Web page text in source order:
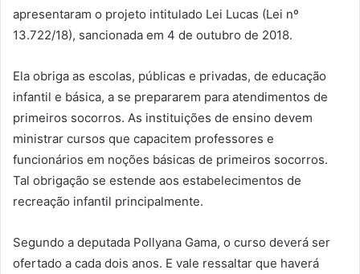
apresentaram o projeto intitulado Lei Lucas (Lei nº
13.722/18), sancionada em 4 de outubro de 2018.
Ela obriga as escolas, públicas e privadas, de educação
infantil e básica, a se prepararem para atendimentos de
primeiros socorros. As instituições de ensino devem
ministrar cursos que capacitem professores e
funcionários em noções básicas de primeiros socorros.
Tal obrigação se estende aos estabelecimentos de
recreação infantil principalmente.
Segundo a deputada Pollyana Gama, o curso deverá ser
ofertado a cada dois anos. E vale ressaltar que haverá